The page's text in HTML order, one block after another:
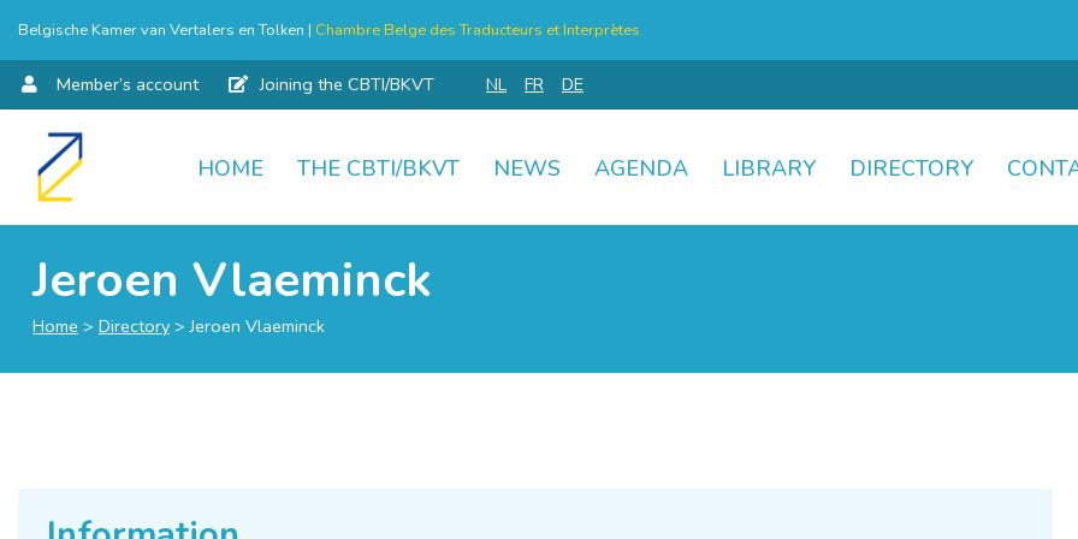
Belgische Kamer van Vertalers en Tolken | Chambre Belge des Traducteurs et Interprètes
Member’s account Joining the CBTI/BKVT NL FR DE
Skip
HOME THE CBTI/BKVT NEWS AGENDA LIBRARY DIRECTORY
Jeroen Vlaeminck
Home > Directory >Jeroen Vlaeminck